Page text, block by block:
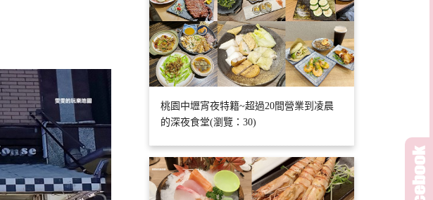
桃園中壢宵夜特籍~超過20間營業到凌晨
的深夜食堂(瀏覽：30)